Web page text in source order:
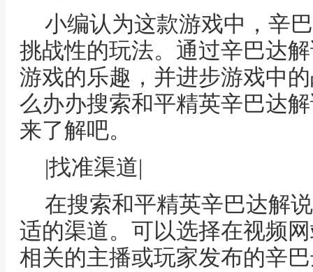
小编认为这款游戏中，辛
挑战性的玩法。通过辛巴达
游戏的乐趣，并进步游戏中
么办办搜索和平精英辛巴达
来了解吧。
|找准渠道|
在搜索和平精英辛巴达解
适的渠道。可以选择在视频
相关的主播或玩家发布的辛